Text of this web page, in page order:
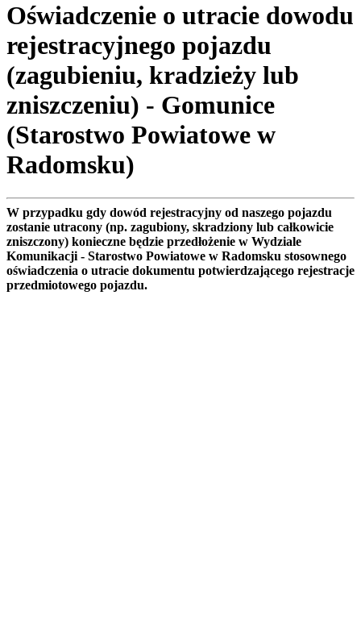
Oświadczenie o utracie dowodu
rejestracyjnego pojazdu
(zagubieniu, kradzieży lub
zniszczeniu) - Gomunice
(Starostwo Powiatowe w
Radomsku)
W przypadku gdy dowód rejestracyjny od naszego pojazdu
zostanie utracony (np. zagubiony, skradziony lub całkowicie
zniszczony) konieczne będzie przedłożenie w Wydziale
Komunikacji - Starostwo Powiatowe w Radomsku stosownego
oświadczenia o utracie dokumentu potwierdzającego rejestracje
przedmiotowego pojazdu.